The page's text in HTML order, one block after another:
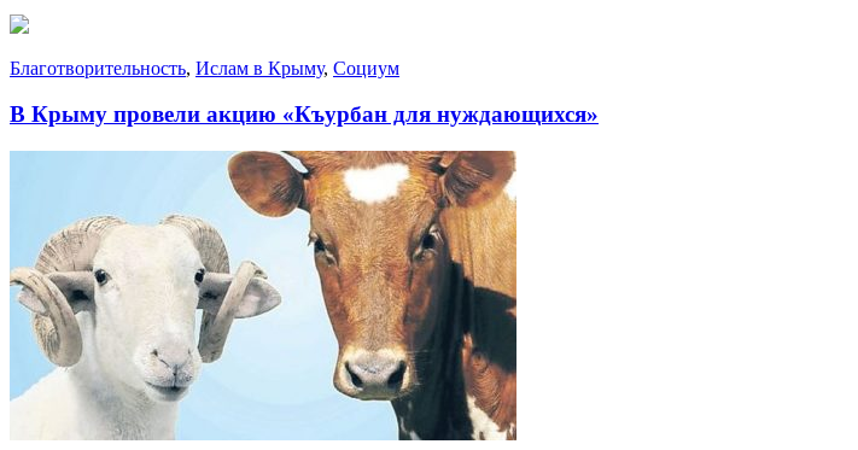
Благотворительность, Ислам в Крыму, Социум
В Крыму провели акцию «Къурбан для нуждающихся»